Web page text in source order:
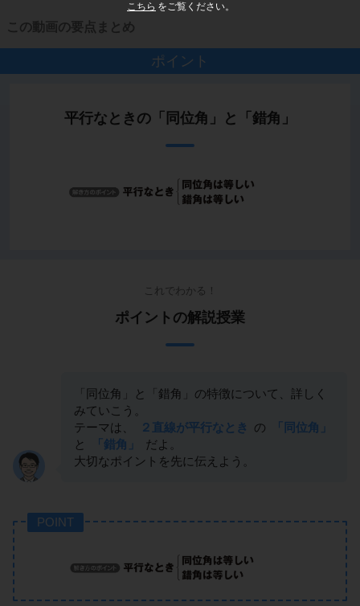
こちら をご覧ください。
この動画の要点まとめ
ポイント
平行なときの「同位角」と「錯角」
これでわかる！
ポイントの解説授業
「同位角」と「錯角」の特徴について、詳しく
みていこう。
テーマは、
２直線が平行なとき の
「同位角」
と
「錯角」
だよ。
大切なポイントを先に伝えよう。
POINT